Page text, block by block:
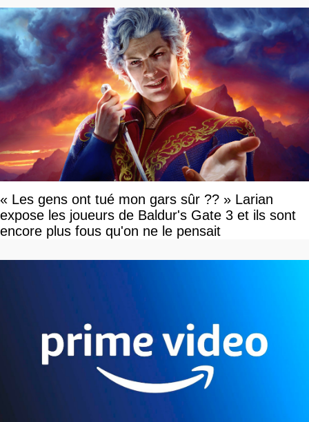
« Les gens ont tué mon gars sûr ?? » Larian
expose les joueurs de Baldur's Gate 3 et ils sont
encore plus fous qu'on ne le pensait